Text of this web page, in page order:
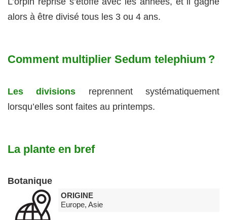
alors à être divisé tous les 3 ou 4 ans.
Comment multiplier Sedum telephium ?
Les divisions reprennent systématiquement
lorsqu’elles sont faites au printemps.
La plante en bref
Botanique
ORIGINE
Europe, Asie